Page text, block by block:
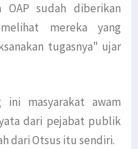
sudah diberikan
mereka yang
tugasnya" ujar
ini masyarakat awam
dari pejabat publik
dari Otsus itu sendiri.